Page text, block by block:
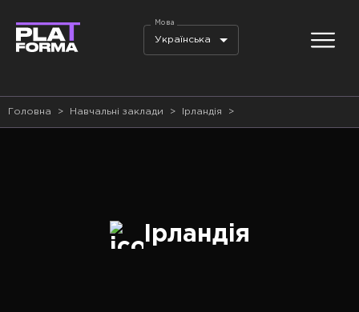
Мова
Українська
Головна > Навчальні заклади > Ірландія >
Ірландія